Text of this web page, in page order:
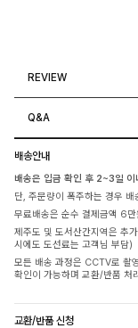
REVIEW
Q&A
배송안내
배송은 입금 확인 후 2~3일 이
단, 주문량이 폭주하는 경우
무료배송은 순수 결제금액 6
제주도 및 도서산간지역은 추
시에도 도선료는 고객님 부담)
모든 배송 과정은 CCTV로 촬
확인이 가능하며 교환/반품 처
교환/반품 신청